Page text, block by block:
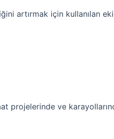
artırmak için kullanılan
ve